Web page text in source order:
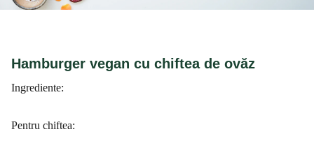
Hamburger vegan cu chiftea de ovăz
Ingrediente:
Pentru chiftea: